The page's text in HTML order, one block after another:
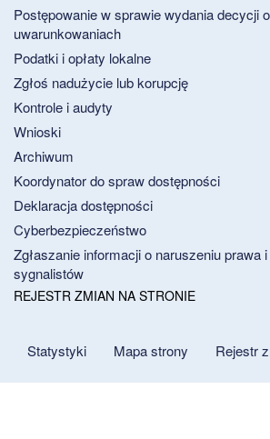
Postępowanie w sprawie wydania decycji
uwarunkowaniach
Podatki i opłaty lokalne
Zgłoś nadużycie lub korupcję
Kontrole i audyty
Wnioski
Archiwum
Koordynator do spraw dostępności
Deklaracja dostępności
Cyberbezpieczeństwo
Zgłaszanie informacji o naruszeniu prawa
sygnalistów
REJESTR ZMIAN NA STRONIE
Statystyki Mapa strony Rejestr